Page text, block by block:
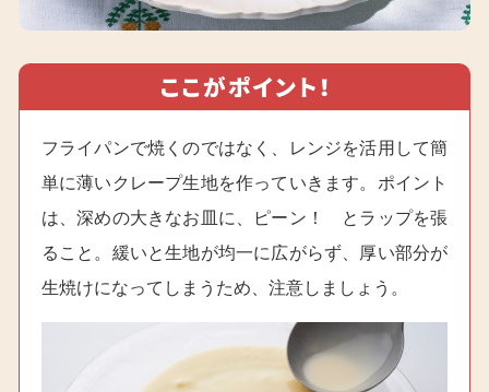
フライパンで焼くのではなく、レンジを活用して簡
単に薄いクレープ生地を作っていきます。ポイント
は、深めの大きなお皿に、ピーン！ とラップを張
ること。緩いと生地が均一に広がらず、厚い部分が
生焼けになってしまうため、注意しましょう。